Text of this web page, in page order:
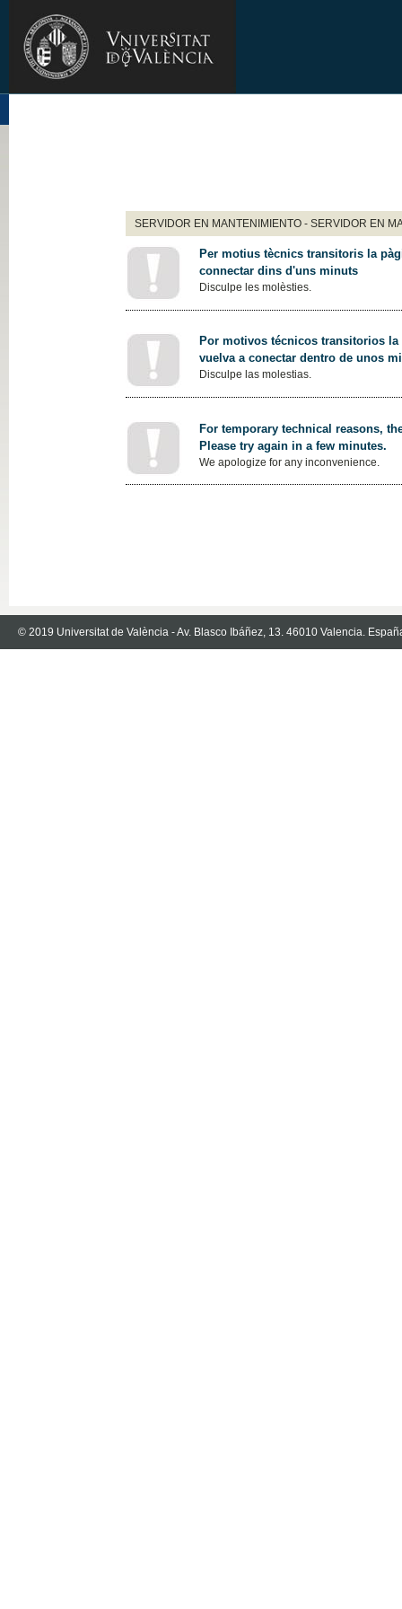
SERVIDOR EN MANTENIMIENTO - SERVIDOR EN
Per motius tècnics transitoris la
connectar dins d'uns minuts
Disculpe les molèsties.
Por motivos técnicos transitorios
vuelva a conectar dentro de unos
Disculpe las molestias.
For temporary technical reasons,
Please try again in a few minutes.
We apologize for any inconvenience.
© 2019 Universitat de València - Av. Blasco Ibáñez, 13. 46010 Valencia.